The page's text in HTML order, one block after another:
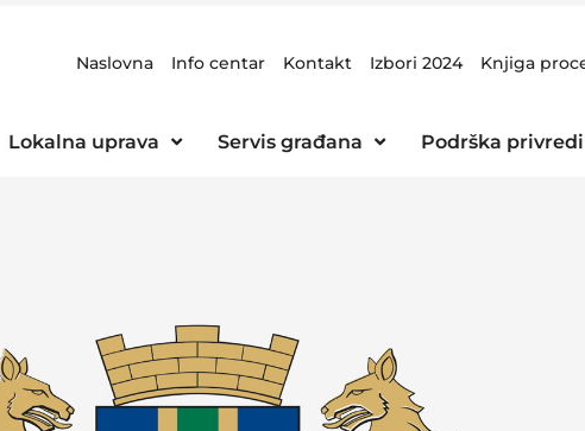
Naslovna Info centar Kontakt Izbori 2024 Knjiga
Lokalna uprava Servis građana Podrška privredi